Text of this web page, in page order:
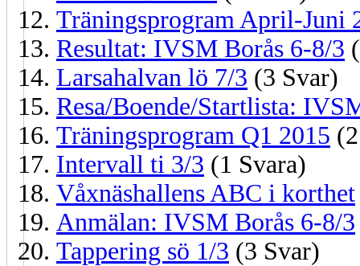
Träningsprogram April-Juni
Resultat: IVSM Borås 6-8/3
Larsahalvan lö 7/3 (3 Svar)
Resa/Boende/Startlista:
Träningsprogram Q1 2015
Intervall ti 3/3 (1 Svara)
Våxnäshallens ABC i korthet
Anmälan: IVSM Borås 6-8/3
Tappering sö 1/3 (3 Svar)